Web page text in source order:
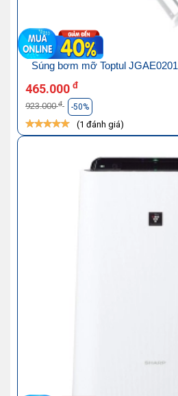
Súng bơm mỡ Toptul JGAE0201
465.000 đ
923.000đ -50%
(1 đánh giá)